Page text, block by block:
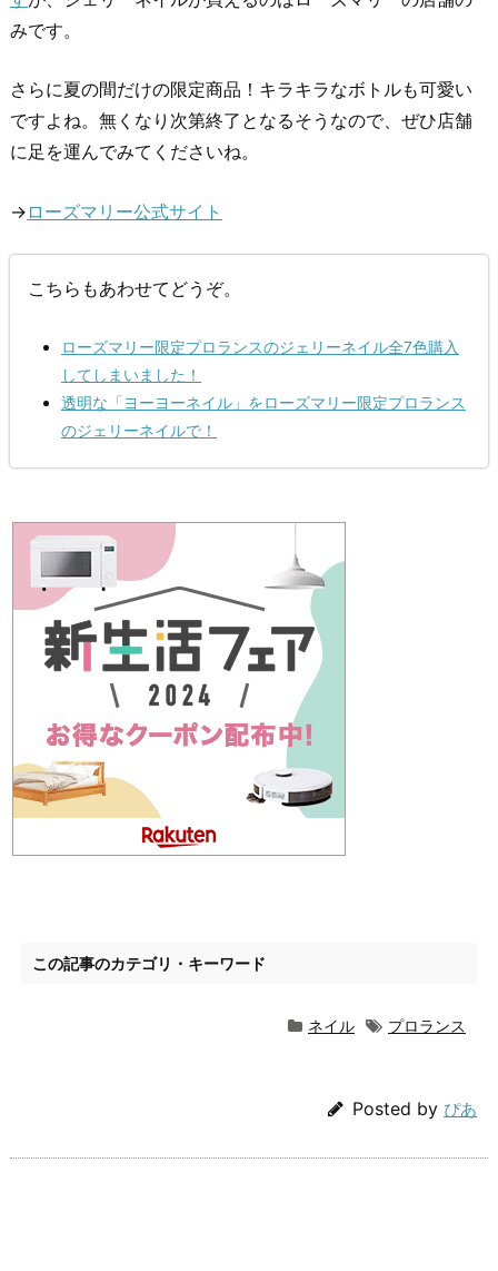
みです。
さらに夏の間だけの限定商品！キラキラなボトルも可愛い
ですよね。無くなり次第終了となるそうなので、ぜひ店舗
に足を運んでみてくださいね。
→ ローズマリー公式サイト
こちらもあわせてどうぞ。
ローズマリー限定プロランスのジェリーネイル全7色購入
してしまいました！
透明な「ヨーヨーネイル」をローズマリー限定プロランス
のジェリーネイルで！
この記事のカテゴリ・キーワード
ネイル プロランス
Posted by ぴあ